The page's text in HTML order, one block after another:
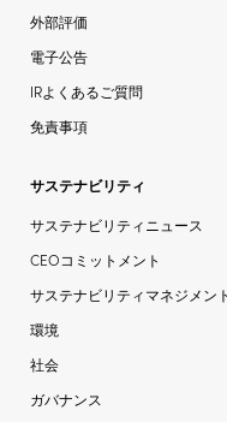
外部評価
電子公告
IRよくあるご質問
免責事項
サステナビリティ
サステナビリティニュース
CEOコミットメント
サステナビリティマネジメント
環境
社会
ガバナンス